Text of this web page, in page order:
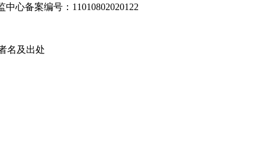
心备案编号：11010802020122
名及出处